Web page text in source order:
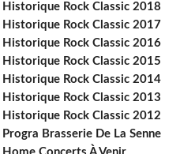
Rock Classic 2018
Rock Classic 2017
Rock Classic 2016
Rock Classic 2015
Rock Classic 2014
Rock Classic 2013
Rock Classic 2012
Brasserie De La Senne